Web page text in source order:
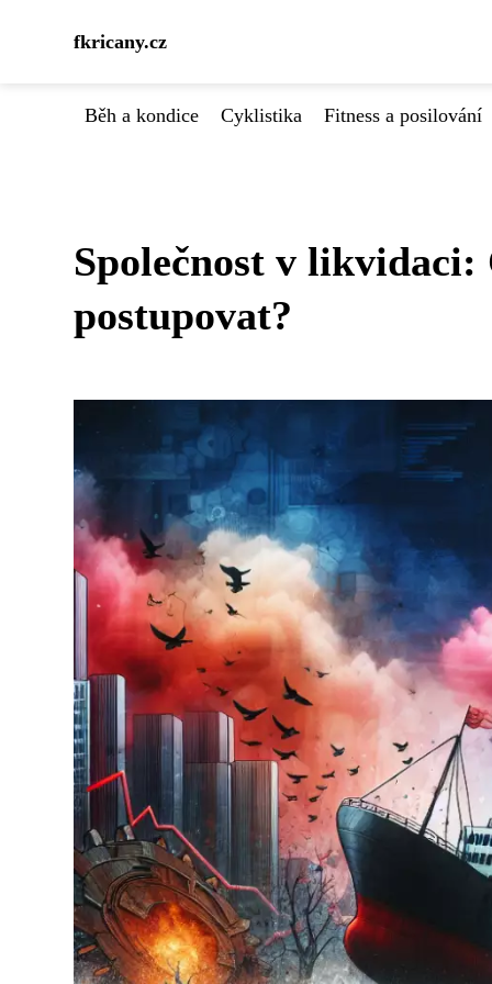
fkricany.cz
Běh a kondice Cyklistika Fitness a posilování
Společnost v likvidaci:
postupovat?